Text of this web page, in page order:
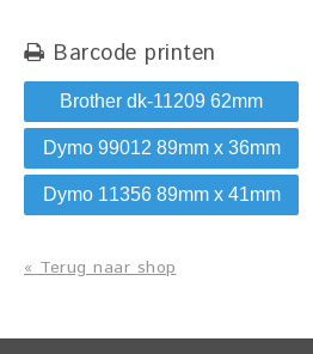
Barcode printen
Brother dk-11209 62mm
Dymo 99012 89mm x 36mm
Dymo 11356 89mm x 41mm
« Terug naar shop